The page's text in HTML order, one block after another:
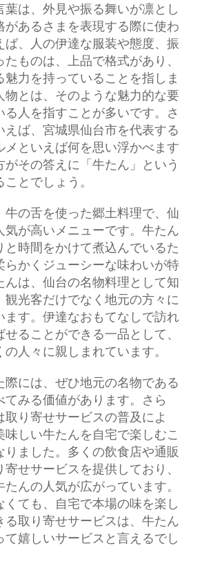
葉は、外見や振る舞いが凛とし
があるさまを表現する際に使わ
ば、人の伊達な服装や態度、振
ものは、上品で格式があり、
魅力を持っていることを指しま
物とは、そのような魅力的な要
る人を指すことが多いです。さ
えば、宮城県仙台市を代表する
メといえば何を思い浮かべます
がその答えに「牛たん」という
とでしょう。
牛の舌を使った郷土料理で、仙
気が高いメニューです。牛たん
と時間をかけて煮込んでいるた
らかくジューシーな味わいが特
んは、仙台の名物料理として知
観光客だけでなく地元の方々に
ます。伊達なおもてなしで訪れ
ることができる一品として、
人々に親しまれています。
際には、ぜひ地元の名物である
てみる価値があります。さら
取り寄せサービスの普及によ
味しい牛たんを自宅で楽しむこ
りました。多くの飲食店や通販
せサービスを提供しており、
んの人気が広がっています。
くても、自宅で本場の味を楽し
る取り寄せサービスは、牛たん
て嬉しいサービスと言えるでし